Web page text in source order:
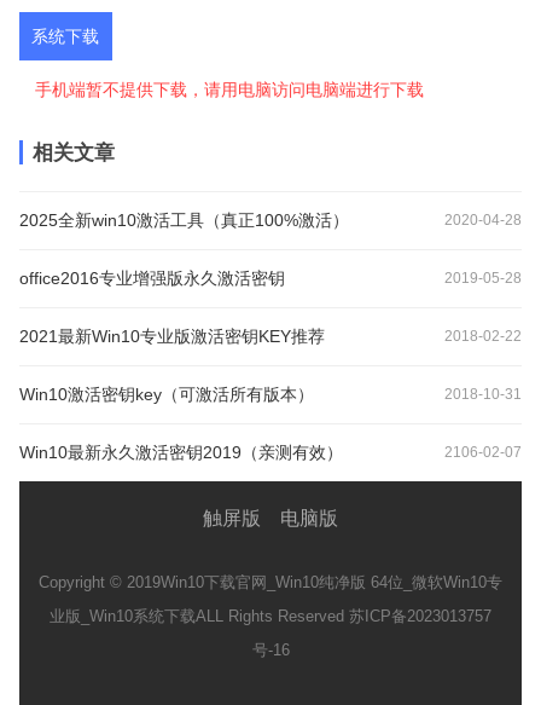
系统下载
手机端暂不提供下载，请用电脑访问电脑端进行下载
相关文章
2025全新win10激活工具（真正100%激活） 2020-04-28
office2016专业增强版永久激活密钥 2019-05-28
2021最新Win10专业版激活密钥KEY推荐 2018-02-22
Win10激活密钥key（可激活所有版本） 2018-10-31
Win10最新永久激活密钥2019（亲测有效） 2106-02-07
触屏版 电脑版
Copyright © 2019Win10下载官网_Win10纯净版 64位_微软Win10专
业版_Win10系统下载ALL Rights Reserved 苏ICP备2023013757
号-16